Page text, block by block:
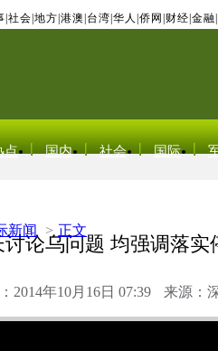
社会 地方 港澳 台湾 华人 侨网 财经 金融
点 国内 社会 国际
新闻 > 正文
论乌问题 均强调落实
2014年10月16日 07:39 来源：